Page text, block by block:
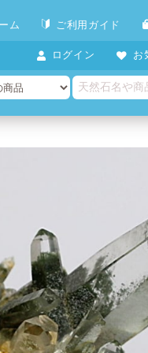
ム ご利用ガイド
ログイン お